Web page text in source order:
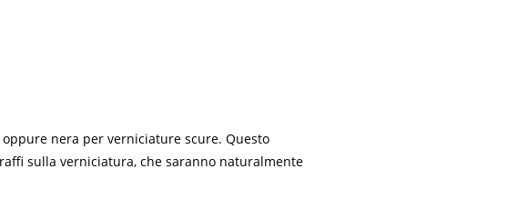
nera per verniciature scure. Questo
sulla verniciatura, che saranno naturalmente